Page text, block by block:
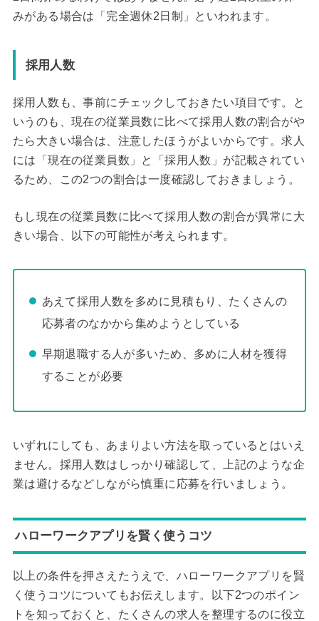
みがある場合は「完全週休2日制」といわれます。
採用人数
採用人数も、事前にチェックしておきたい項目です。と
いうのも、現在の従業員数に比べて採用人数の割合がや
たら大きい場合は、注意したほうがよいからです。求人
には「現在の従業員数」と「採用人数」が記載されてい
るため、この2つの割合は一度確認しておきましょう。
もし現在の従業員数に比べて採用人数の割合が異常に大
きい場合、以下の可能性が考えられます。
あえて採用人数を多めに見積もり、たくさんの
応募者のなかから集めようとしている
早期退職する人が多いため、多めに人材を獲得
することが必要
いずれにしても、あまりよい方法を取っているとはいえ
ません。採用人数はしっかり確認して、上記のような企
業は避けるなどしながら慎重に応募を行いましょう。
ハローワークアプリを賢く使うコツ
以上の条件を押さえたうえで、ハローワークアプリを賢
く使うコツについてもお伝えします。以下2つのポイン
トを知っておくと、たくさんの求人を整理するのに役立